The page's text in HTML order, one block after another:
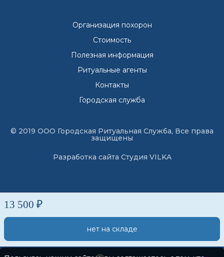
13 500 ₽
нет на складе
Организация похорон
Стоимость
Полезная информация
Ритуальные агенты
Контакты
Городская служба
© 2019 ООО Городская Ритуальная Служба, Все права
защищены
Разработка сайта Студия VILKA